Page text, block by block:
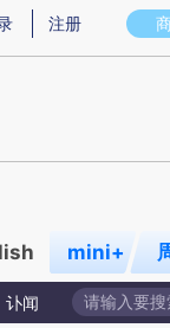
意图存在偏差。不代
注册
mini+
讣闻